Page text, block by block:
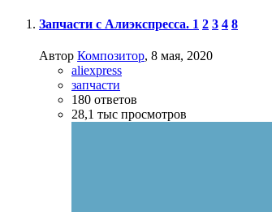
Запчасти с Алиэкспресса. 1 2 3 4 8
Автор Композитор, 8 мая, 2020
aliexpress
запчасти
180 ответов
28,1 тыс просмотров